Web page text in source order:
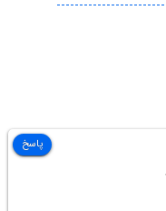
پاسخ